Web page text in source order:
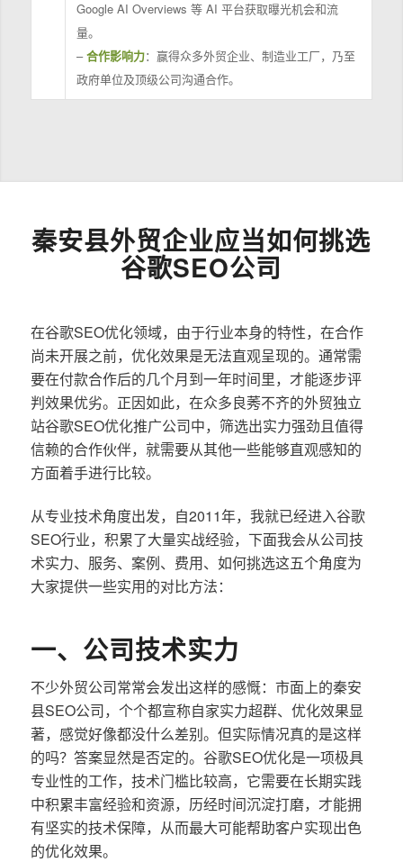
Google AI Overviews 等 AI 平台获取曝光机会和流
量。
–合作影响力：赢得众多外贸企业、制造业工厂，乃至
政府单位及顶级公司沟通合作。
秦安县外贸企业应当如何挑选
谷歌SEO公司
在谷歌SEO优化领域，由于行业本身的特性，在合作
尚未开展之前，优化效果是无法直观呈现的。通常需
要在付款合作后的几个月到一年时间里，才能逐步评
判效果优劣。正因如此，在众多良莠不齐的外贸独立
站谷歌SEO优化推广公司中，筛选出实力强劲且值得
信赖的合作伙伴，就需要从其他一些能够直观感知的
方面着手进行比较。
从专业技术角度出发，自2011年，我就已经进入谷歌
SEO行业，积累了大量实战经验，下面我会从公司技
术实力、服务、案例、费用、如何挑选这五个角度为
大家提供一些实用的对比方法：
一、公司技术实力
不少外贸公司常常会发出这样的感慨：市面上的秦安
县SEO公司，个个都宣称自家实力超群、优化效果显
著，感觉好像都没什么差别。但实际情况真的是这样
的吗？答案显然是否定的。谷歌SEO优化是一项极具
专业性的工作，技术门槛比较高，它需要在长期实践
中积累丰富经验和资源，历经时间沉淀打磨，才能拥
有坚实的技术保障，从而最大可能帮助客户实现出色
的优化效果。